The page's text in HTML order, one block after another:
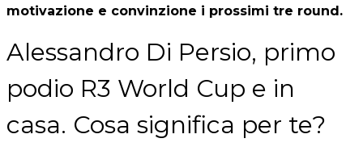
motivazione e convinzione i prossimi tre round.
Alessandro Di Persio, primo
podio R3 World Cup e in
casa. Cosa significa per te?